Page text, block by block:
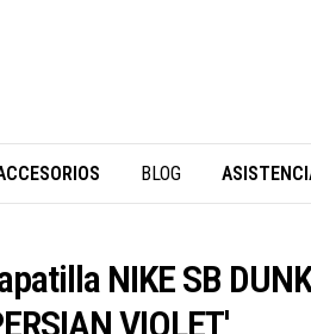
BLOG
NIKE SB
VIOLET'